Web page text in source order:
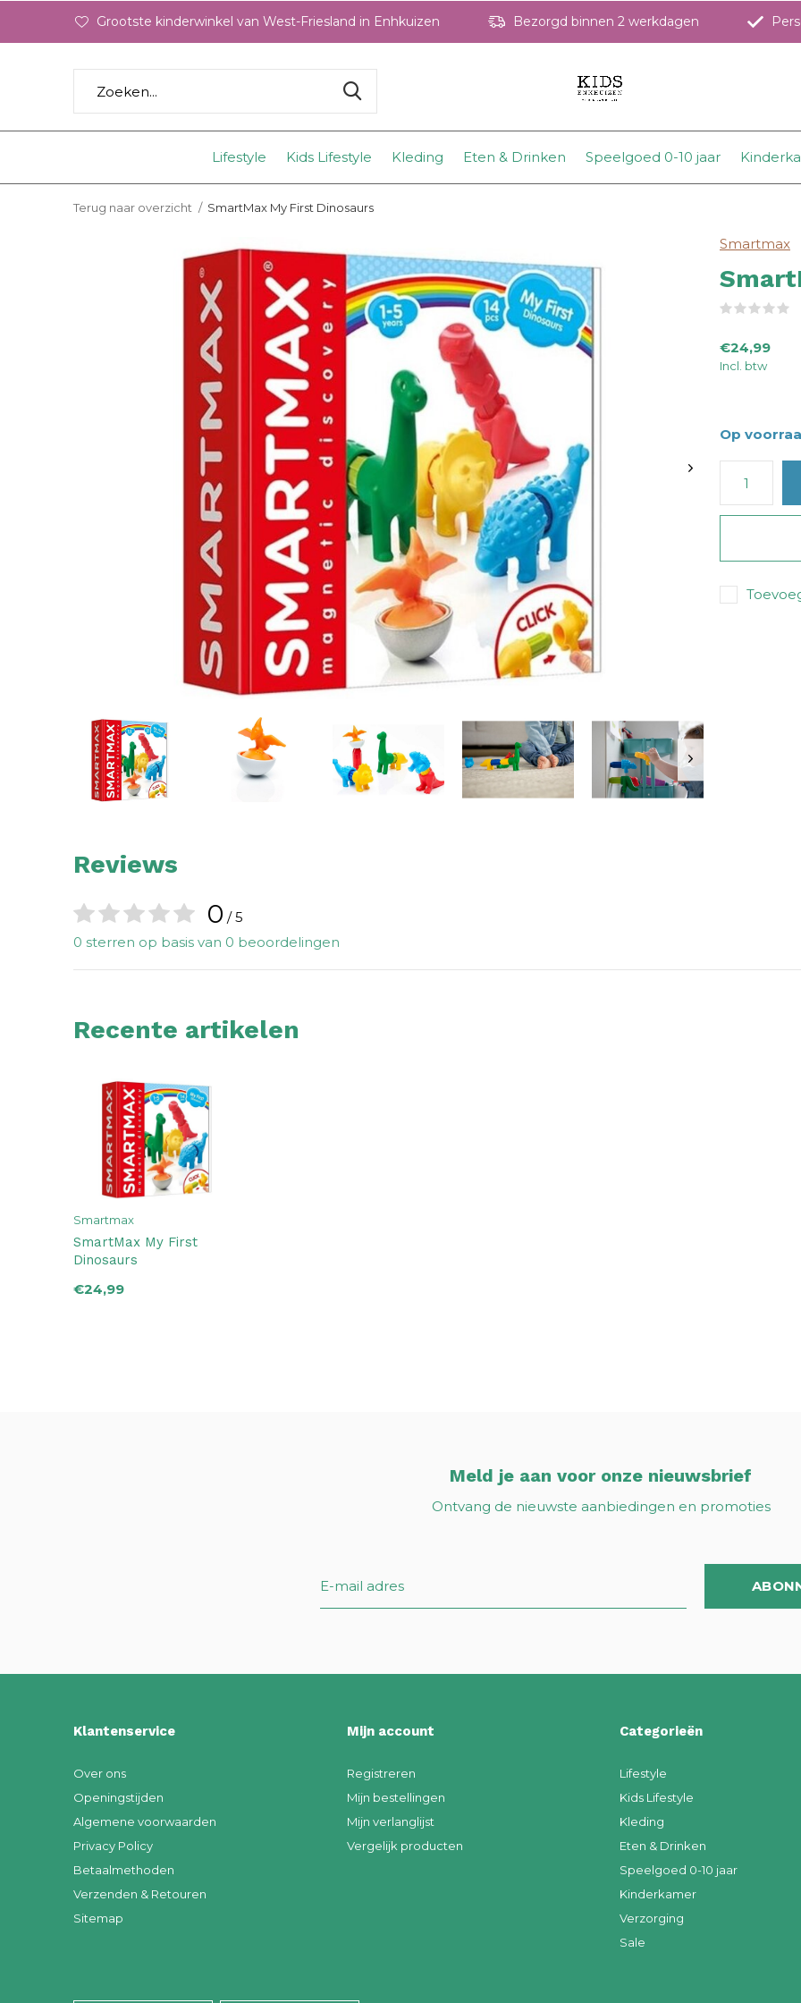
Lifestyle Kids Lifestyle Kleding Eten & Drinken Speelgoed 0-10 jaar
Grootste kinderwinkel van West-Friesland in Enhkuizen Bezorgd binnen 2 werkdagen
Terug naar overzicht SmartMax My First Dinosaurs
Smartmax
€24,99
Incl. btw
Op
Reviews
0 / 5
0 sterren op basis van 0 beoordelingen
Recente artikelen
Smartmax
SmartMax My First
Dinosaurs
€24,99
Meld je aan voor onze nieuwsbrief
Ontvang de nieuwste aanbiedingen en promoties
Klantenservice
Over ons
Openingstijden
Algemene voorwaarden
Privacy Policy
Betaalmethoden
Verzenden & Retouren
Sitemap
Mijn account
Registreren
Mijn bestellingen
Mijn verlanglijst
Vergelijk producten
Categorieën
Lifestyle
Kids Lifestyle
Kleding
Eten & Drinken
Speelgoed 0-10 jaar
Kinderkamer
Verzorging
Sale